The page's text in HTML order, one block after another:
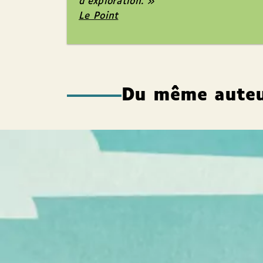
Le Point
Du même